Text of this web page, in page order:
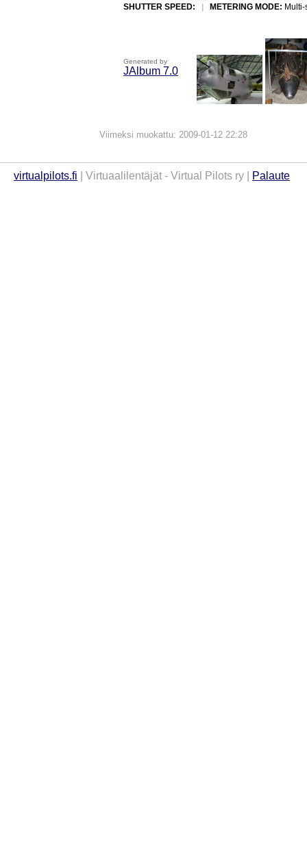
SHUTTER SPEED:
METERING MODE:
Generated by
JAlbum 7.0
Viimeksi muokattu: 2009-01-12 22:28
virtualpilots.fi | Virtuaalilentäjät - Virtual Pilots ry | Palaute